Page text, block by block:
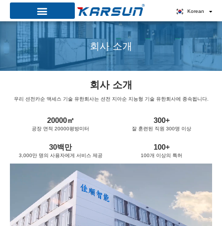
텐
너
Korean
회사 소개
회사 소개
우리 션전카순 액세스 기술 유한회사는 션전 지아순 지능형 기술 유한회사에 종속됩니다.
공장 면적 20000평방미터
20000㎡
잘 훈련된 직원 300명 이상
300+
3,000만 명의 사용자에게 서비스 제공
30백만
100개 이상의 특허
100+